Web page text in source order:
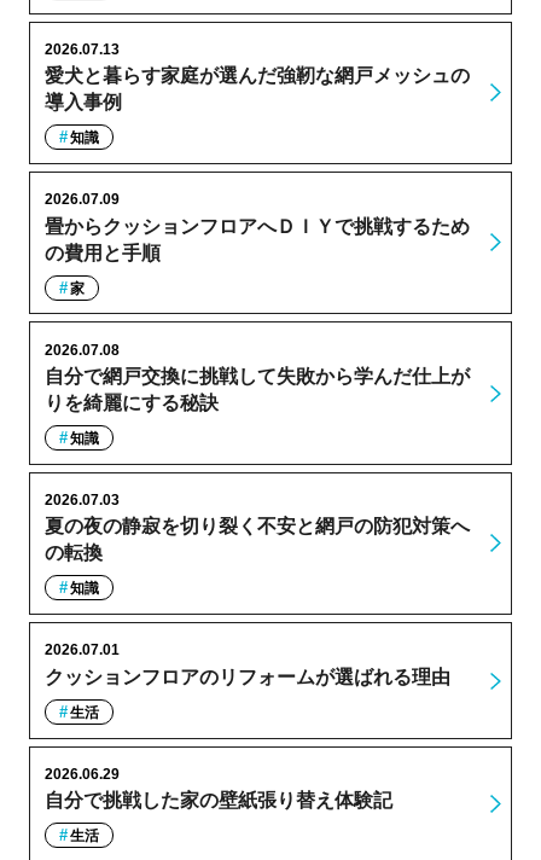
愛犬と暮らす家庭が選んだ強靭な網戸メッシュの
導入事例
2026.07.13
知識
畳からクッションフロアへＤＩＹで挑戦するため
の費用と手順
2026.07.09
家
自分で網戸交換に挑戦して失敗から学んだ仕上が
りを綺麗にする秘訣
2026.07.08
知識
夏の夜の静寂を切り裂く不安と網戸の防犯対策へ
の転換
2026.07.03
知識
クッションフロアのリフォームが選ばれる理由
2026.07.01
生活
自分で挑戦した家の壁紙張り替え体験記
2026.06.29
生活